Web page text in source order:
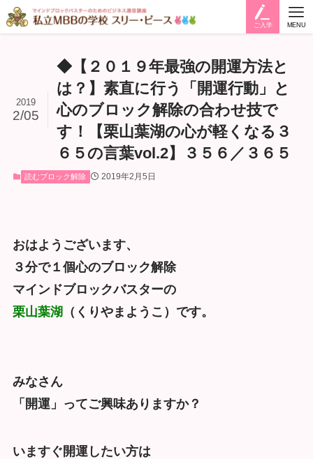
ご入学 MENU
◆【２０１９年最強の開運方法と
は？】素直に行う「開運行動」と
心のブロック解除の合わせ技で
す！【栗山葉湖の心が軽くなる３
６５の言葉vol.2】３５６／３６５
2019
2/05
読むブロック解除 2019年2月5日
おはようございます、
３分で１個心のブロック解除
マインドブロックバスターの
栗山葉湖 （くりやまようこ）です。
みなさん
「開運」ってご興味ありますか？
いますぐ開運したい方は